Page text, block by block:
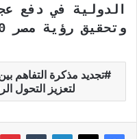
الدولية في دفع
وتحقيق رؤية مصر 2030 في قطاع الطاقة.
تجديد مذكرة التفاهم
لتعزيز التحول